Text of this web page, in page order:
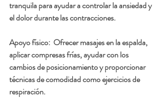
tranquila para ayudar a controlar la ansiedad y
el dolor durante las contracciones.
Apoyo físico: Ofrecer masajes en la espalda,
aplicar compresas frías, ayudar con los
cambios de posicionamiento y proporcionar
técnicas de comodidad como ejercicios de
respiración.